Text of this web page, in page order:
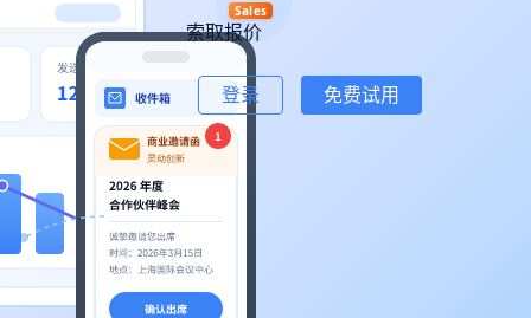
索取报价
Sales
登录 免费试用